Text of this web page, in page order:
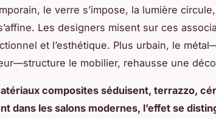
le verre s’impose, la lumière
Les designers misent sur ces
et l’esthétique. Plus urbain, le
le mobilier, rehausse une
composites séduisent, terrazzo,
dans les salons modernes, l’effet se